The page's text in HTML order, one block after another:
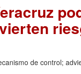
de control;